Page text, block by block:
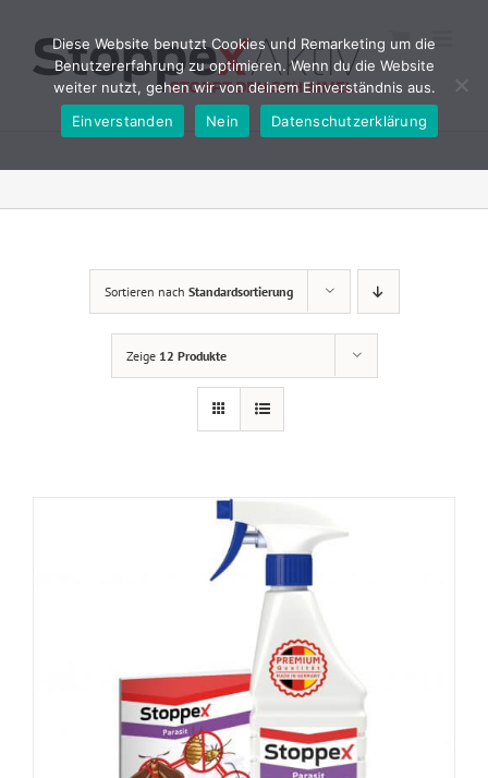
springen
Sortieren nach Standardsortierung
Zeige 12 Produkte
Diese Website benutzt Cookies und Remarketing um die
Benutzererfahrung zu optimieren. Wenn du die Website
weiter nutzt, gehen wir von deinem Einverständnis aus.
Einverstanden
Nein Datenschutzerklärung